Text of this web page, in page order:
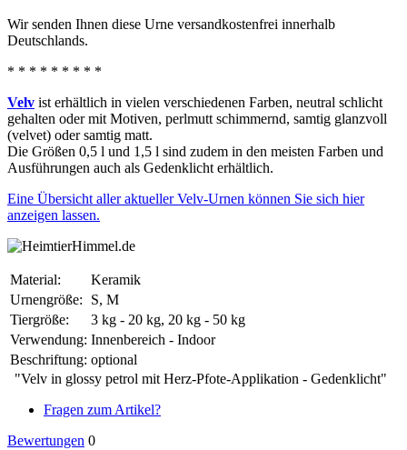
Wir senden Ihnen diese Urne versandkostenfrei innerhalb
Deutschlands.
* * * * * * * * *
Velv ist erhältlich in vielen verschiedenen Farben, neutral schlicht
gehalten oder mit Motiven, perlmutt schimmernd, samtig glanzvoll
(velvet) oder samtig matt.
Die Größen 0,5 l und 1,5 l sind zudem in den meisten Farben und
Ausführungen auch als Gedenklicht erhältlich.
Eine Übersicht aller aktueller Velv-Urnen können Sie sich hier
anzeigen lassen.
Material:
Keramik
Urnengröße:
S, M
Tiergröße:
3 kg - 20 kg, 20 kg - 50 kg
Verwendung: Innenbereich - Indoor
Beschriftung: optional
"Velv in glossy petrol mit Herz-Pfote-Applikation - Gedenklicht"
Fragen zum Artikel?
Bewertungen 0